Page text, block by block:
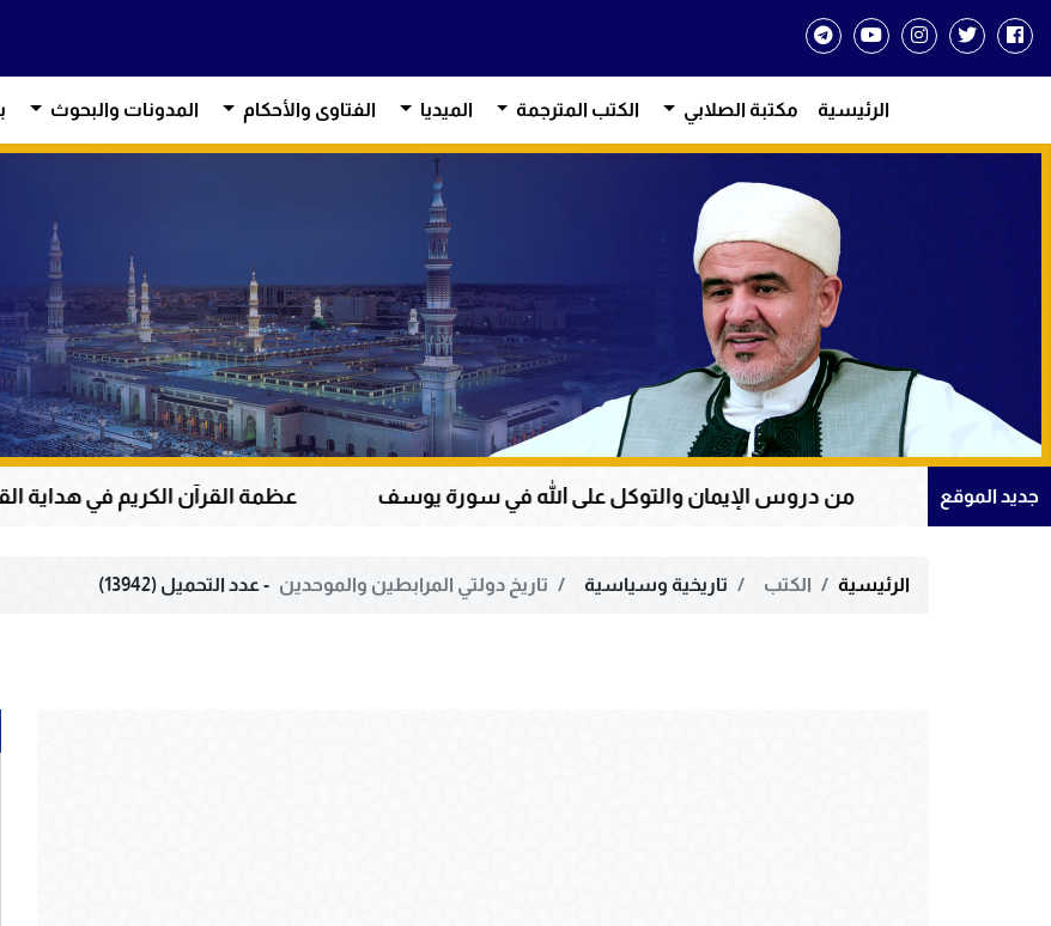
الرئيسية مكتبة الصلابي الكتب المترجمة الميديا الفتاوى والأحكام المدونات والبحوث
جديد الموقع
من دروس الإيمان والتوكل على الله في سورة يوسف عظمة القرآن الكريم في هداية القلوب وإصلاح
الرئيسية الكتب تاريخية وسياسية تاريخ دولتي المرابطين والموحدين - عدد التحميل (13942)